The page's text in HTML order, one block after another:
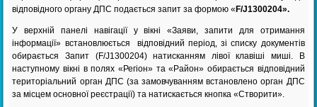
відповідного органу ДПС подається запит за формою «F/J1300204».
У верхній панелі навігації у вікні «Заяви, запити для отримання
інформації» встановлюється відповідний період, зі списку документів
обирається Запит (F/J1300204) натисканням лівої клавіші миші. В
наступному вікні в полях «Регіон» та «Район» обирається відповідний
територіальний орган ДПС (за замовчуванням встановлено орган ДПС
за місцем основної реєстрації) та натискається кнопка «Створити».